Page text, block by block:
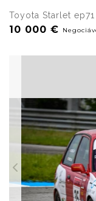
Toyota Starlet ep71
10 000 €